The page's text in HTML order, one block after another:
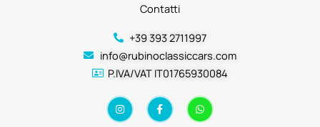
Contatti
+39 393 2711997
info@rubinoclassiccars.com
P.IVA/VAT IT01765930084
I
n
s
F
a
c
W
h
a